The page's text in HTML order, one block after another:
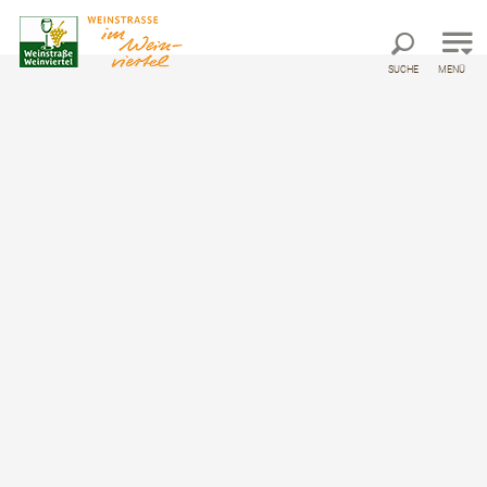
Direkt zur Volltextsuche
Direkt zum Inhalt
SUCHE MENÜ